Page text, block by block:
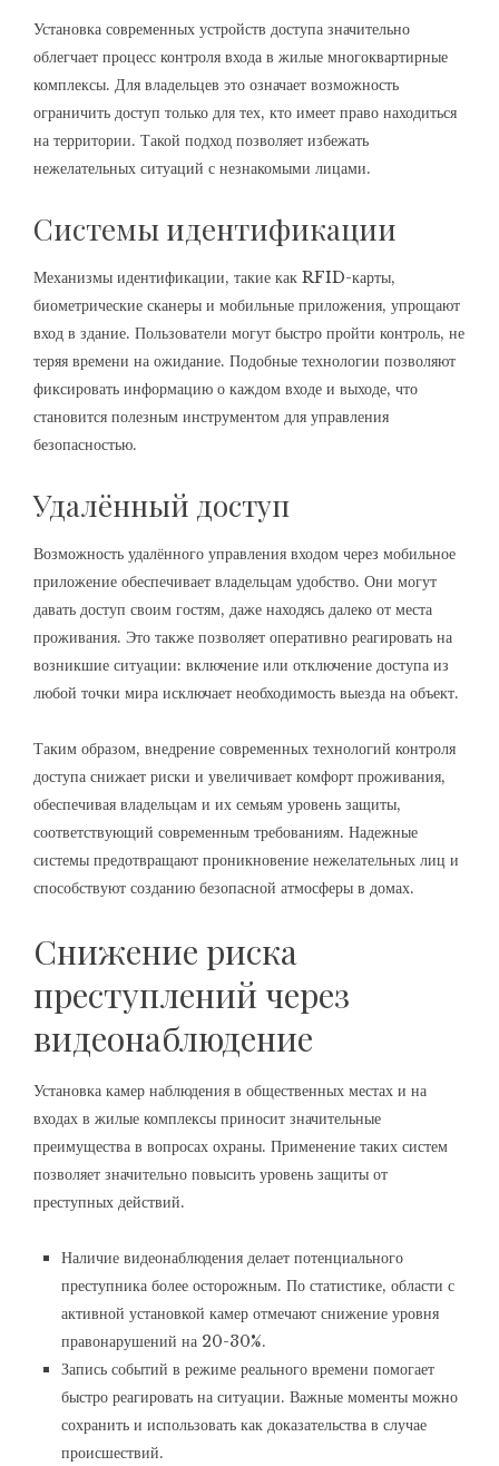
Установка современных устройств доступа значительно
облегчает процесс контроля входа в жилые многоквартирные
комплексы. Для владельцев это означает возможность
ограничить доступ только для тех, кто имеет право находиться
на территории. Такой подход позволяет избежать
нежелательных ситуаций с незнакомыми лицами.
Системы идентификации
Механизмы идентификации, такие как RFID-карты,
биометрические сканеры и мобильные приложения, упрощают
вход в здание. Пользователи могут быстро пройти контроль, не
теряя времени на ожидание. Подобные технологии позволяют
фиксировать информацию о каждом входе и выходе, что
становится полезным инструментом для управления
безопасностью.
Удалённый доступ
Возможность удалённого управления входом через мобильное
приложение обеспечивает владельцам удобство. Они могут
давать доступ своим гостям, даже находясь далеко от места
проживания. Это также позволяет оперативно реагировать на
возникшие ситуации: включение или отключение доступа из
любой точки мира исключает необходимость выезда на объект.
Таким образом, внедрение современных технологий контроля
доступа снижает риски и увеличивает комфорт проживания,
обеспечивая владельцам и их семьям уровень защиты,
соответствующий современным требованиям. Надежные
системы предотвращают проникновение нежелательных лиц и
способствуют созданию безопасной атмосферы в домах.
Снижение риска
преступлений через
видеонаблюдение
Установка камер наблюдения в общественных местах и на
входах в жилые комплексы приносит значительные
преимущества в вопросах охраны. Применение таких систем
позволяет значительно повысить уровень защиты от
преступных действий.
Наличие видеонаблюдения делает потенциального
преступника более осторожным. По статистике, области с
активной установкой камер отмечают снижение уровня
правонарушений на 20-30%.
Запись событий в режиме реального времени помогает
быстро реагировать на ситуации. Важные моменты можно
сохранить и использовать как доказательства в случае
происшествий.